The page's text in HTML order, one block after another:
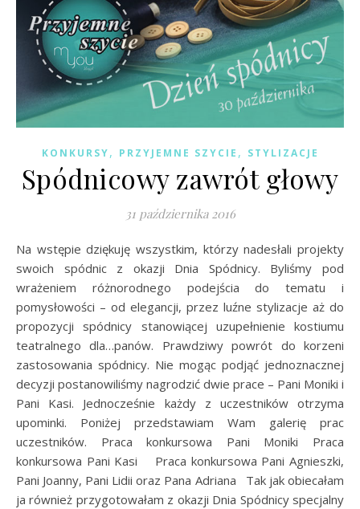
KONKURSY, PRZYJEMNE SZYCIE , STYLIZACJE
Spódnicowy zawrót głowy
31 października 2016
Na wstępie dziękuję wszystkim, którzy nadesłali projekty
swoich spódnic z okazji Dnia Spódnicy. Byliśmy pod
wrażeniem różnorodnego podejścia do tematu i
pomysłowości – od elegancji, przez luźne stylizacje aż do
propozycji spódnicy stanowiącej uzupełnienie kostiumu
teatralnego dla…panów. Prawdziwy powrót do korzeni
zastosowania spódnicy. Nie mogąc podjąć jednoznacznej
decyzji postanowiliśmy nagrodzić dwie prace – Pani Moniki i
Pani Kasi. Jednocześnie każdy z uczestników otrzyma
upominki. Poniżej przedstawiam Wam galerię prac
uczestników. Praca konkursowa Pani Moniki Praca
konkursowa Pani Kasi Praca konkursowa Pani Agnieszki,
Pani Joanny, Pani Lidii oraz Pana Adriana Tak jak obiecałam
ja również przygotowałam z okazji Dnia Spódnicy specjalny